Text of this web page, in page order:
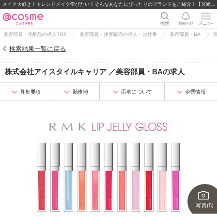
美容部員・化粧品の求人TOP 美容部員・接客販売の求人・お仕事 美容部員・BA
検索結果一覧に戻る
株式会社アイスタイルキャリア ／美容部員・BAの求人
募集要項 勤務地 応募について 企業情報
写真(5)